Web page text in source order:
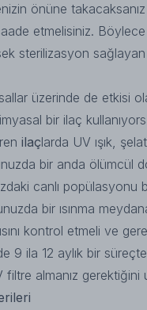
önüne
etmelisiniz.
sterilizasyon sağlayan
üzerinde de etkisi
bir ilaç
ilaçlarda UV ışık,
bir anda ölümcül
canlı popülasyonu
bir ısınma
kontrol etmeli ve
9 ila 12 aylık bir
almanız gerektiğini